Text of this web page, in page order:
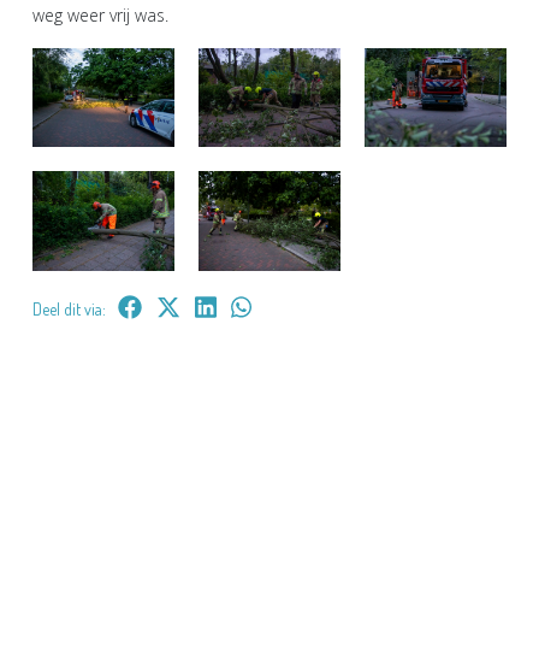
weg weer vrij was.
Deel dit via: